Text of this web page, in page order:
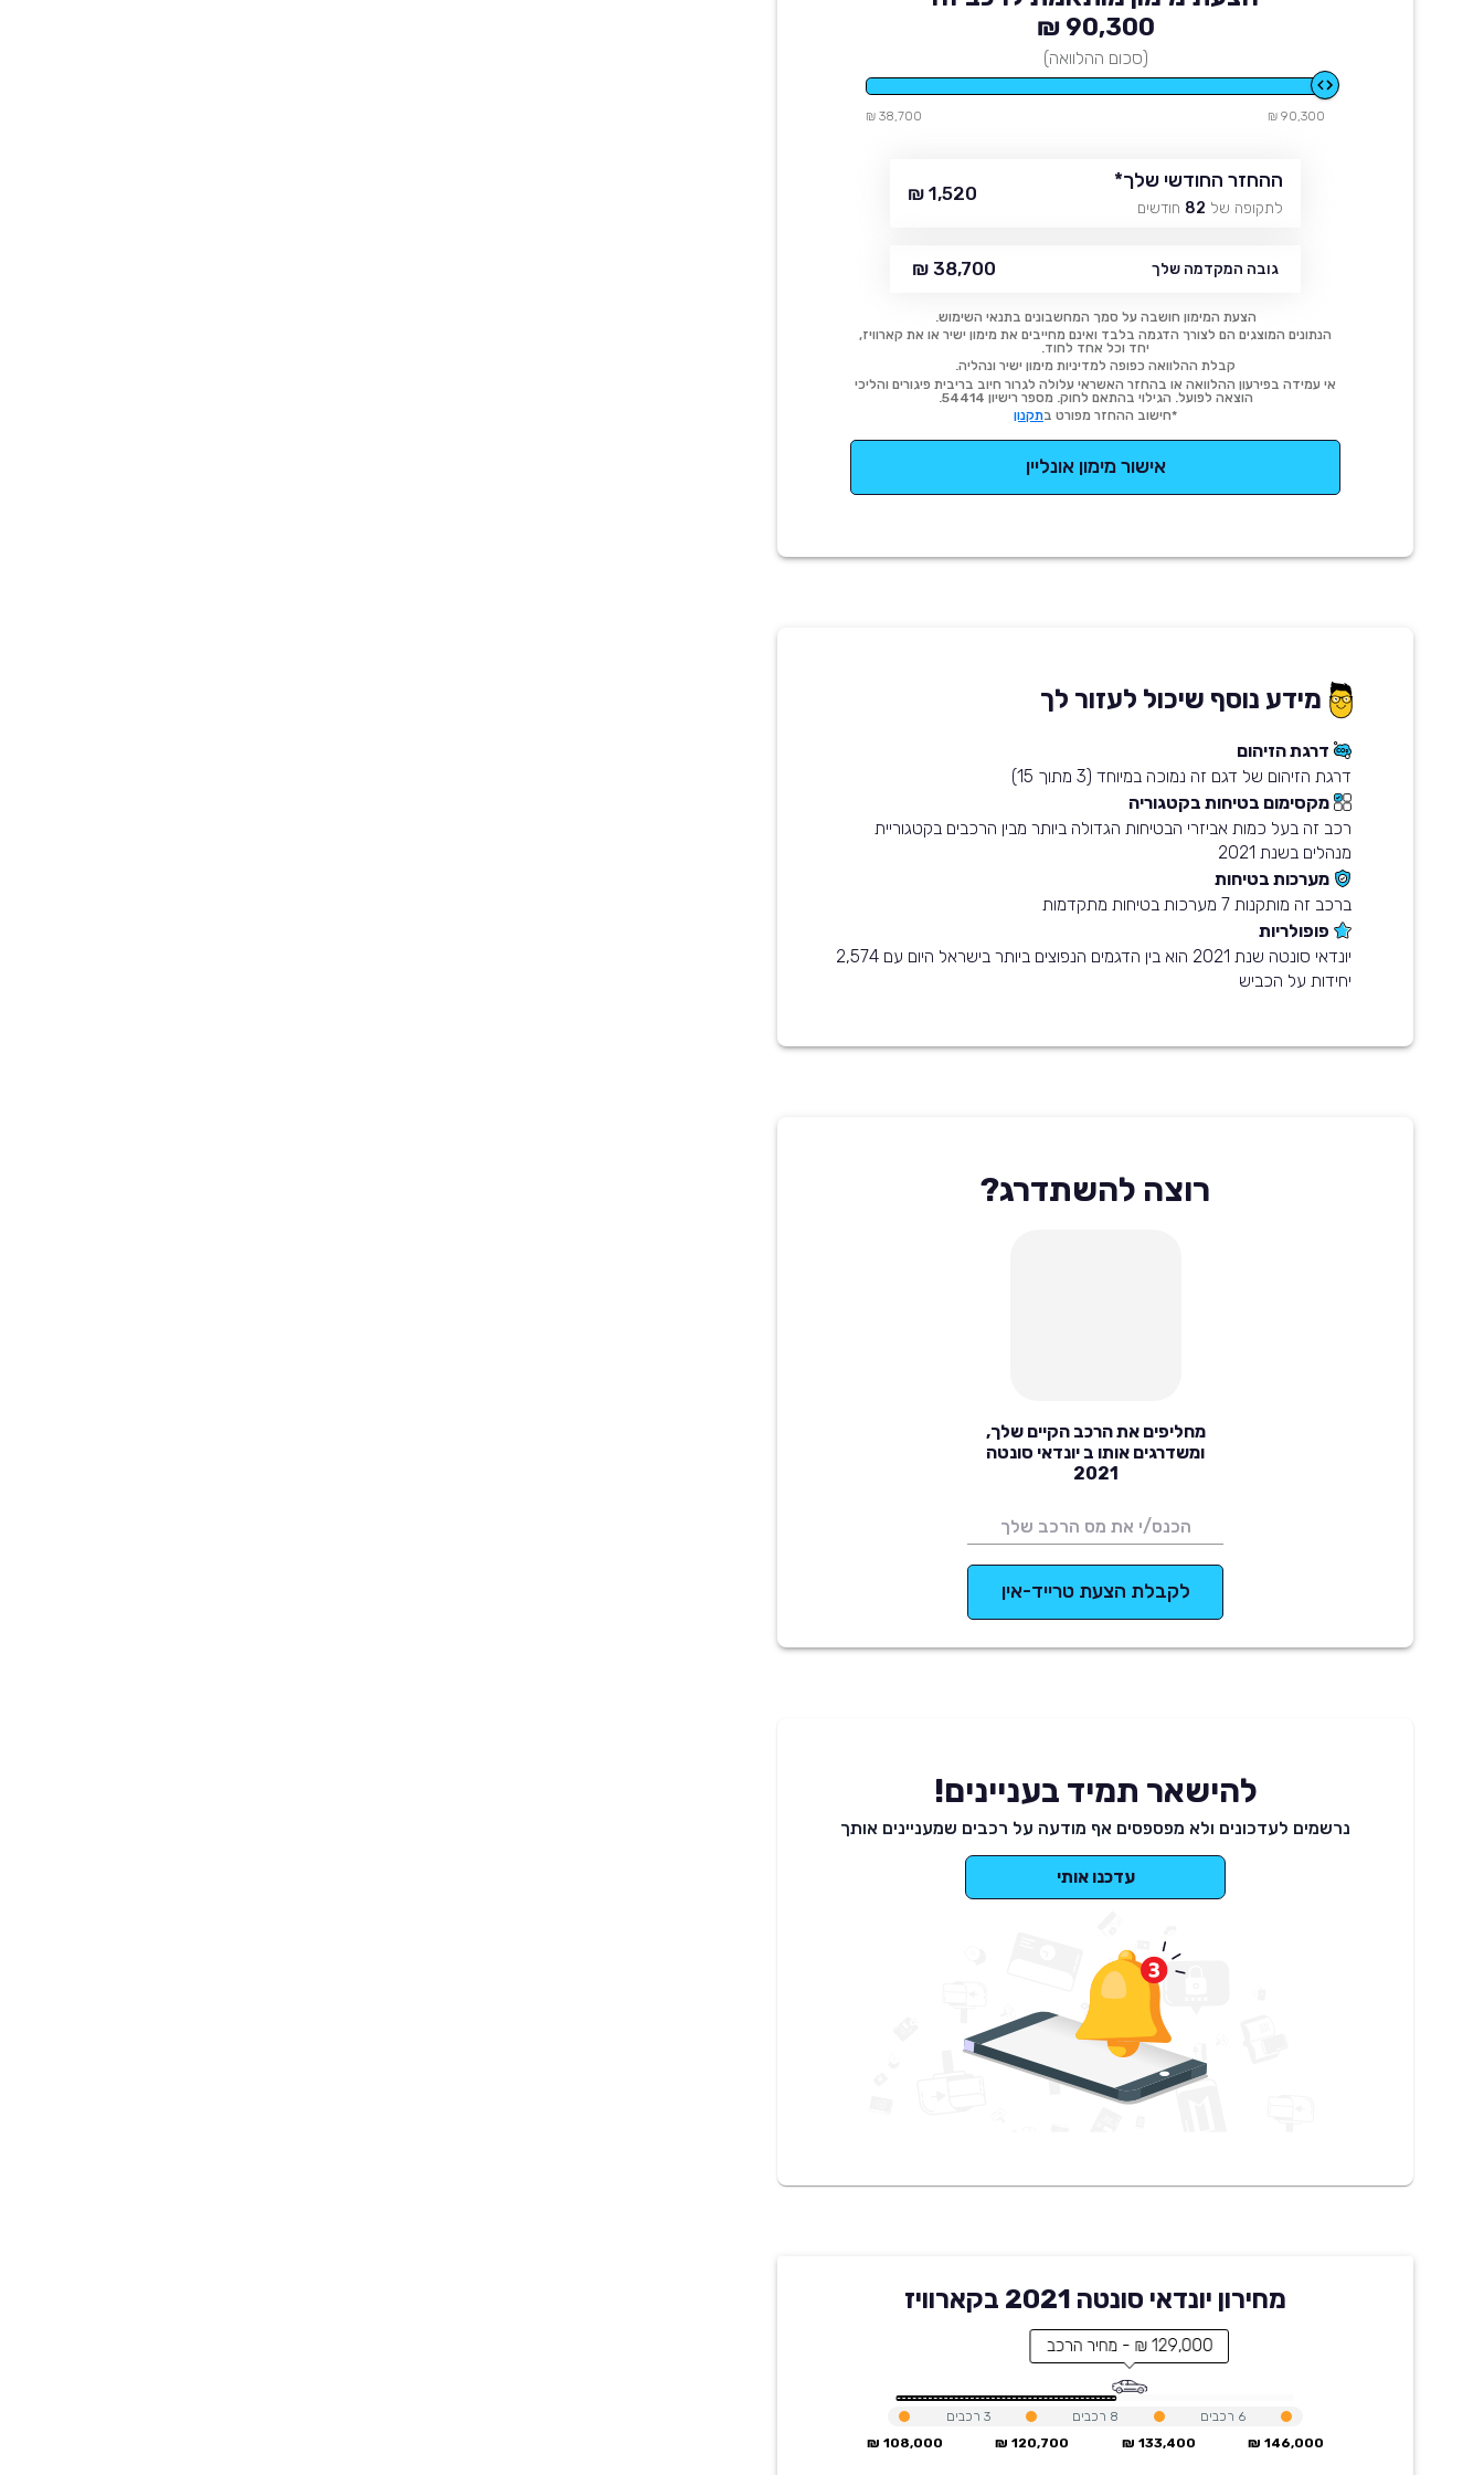
90,300 ₪
(סכום ההלוואה)
90,300 ₪
38,700 ₪
ההחזר החודשי שלך*
לתקופה של 82 חודשים
1,520 ₪
גובה המקדמה שלך 38,700 ₪
הצעת המימון חושבה על סמך המחשבונים בתנאי השימוש.
הנתונים המוצגים הם לצורך הדגמה בלבד ואינם מחייבים את מימון ישיר או את קארוויז,
יחד וכל אחד לחוד.
קבלת ההלוואה כפופה למדיניות מימון ישיר ונהליה.
אי עמידה בפירעון ההלוואה או בהחזר האשראי עלולה לגרור חיוב בריבית פיגורים והליכי
הוצאה לפועל. הגילוי בהתאם לחוק. מספר רישיון 54414.
*חישוב ההחזר מפורט בתקנון
אישור מימון אונליין
מידע נוסף שיכול לעזור לך
דרגת הזיהום
דרגת הזיהום של דגם זה נמוכה במיוחד (3 מתוך 15)
מקסימום בטיחות בקטגוריה
רכב זה בעל כמות אביזרי הבטיחות הגדולה ביותר מבין הרכבים בקטגוריית
מנהלים בשנת 2021
מערכות בטיחות
ברכב זה מותקנות 7 מערכות בטיחות מתקדמות
פופולריות
יונדאי סונטה שנת 2021 הוא בין הדגמים הנפוצים ביותר בישראל היום עם 2,574
יחידות על הכביש
רוצה להשתדרג?
מחליפים את הרכב הקיים שלך,
ומשדרגים אותו ב יונדאי סונטה
2021
לקבלת הצעת טרייד-אין
להישאר תמיד בעניינים!
נרשמים לעדכונים ולא מפספסים אף מודעה על רכבים שמעניינים אותך
עדכנו אותי
מחירון יונדאי סונטה 2021 בקארוויז
129,000 ₪ - מחיר הרכב
108,000 ₪
3 רכבים
120,700 ₪
8 רכבים
133,400 ₪
6 רכבים
146,000 ₪